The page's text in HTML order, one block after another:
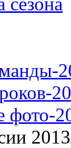
фото-